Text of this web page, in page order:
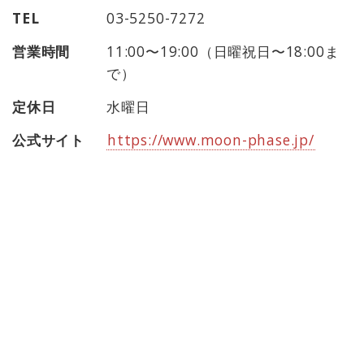
TEL
03-5250-7272
営業時間
11:00〜19:00（日曜祝日〜18:00ま
で）
定休日
水曜日
公式サイト
https://www.moon-phase.jp/